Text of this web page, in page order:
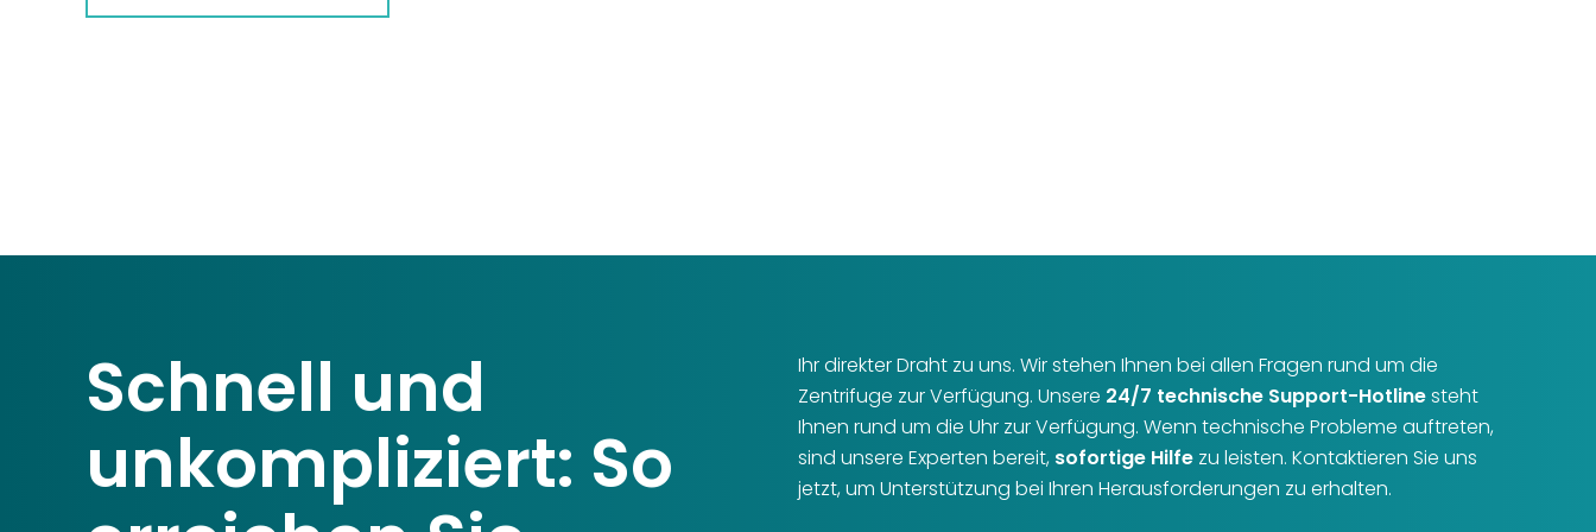
Schnell und
unkompliziert: So
Ihr direkter Draht zu uns. Wir stehen Ihnen bei allen Fragen rund um die
Zentrifuge zur Verfügung. Unsere 24/7 technische Support-Hotlinesteht
Ihnen rund um die Uhr zur Verfügung. Wenn technische Probleme auftreten,
sind unsere Experten bereit, sofortige Hilfe zu leisten. Kontaktieren Sie uns
jetzt, um Unterstützung bei Ihren Herausforderungen zu erhalten.